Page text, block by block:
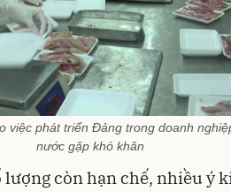
việc phát triển Đảng trong doanh
nước gặp khó khăn
còn hạn chế, nhiều ý